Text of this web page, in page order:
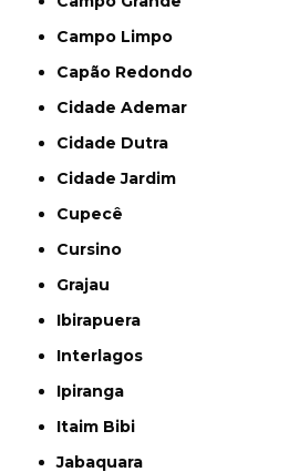
Campo Limpo
Capão Redondo
Cidade Ademar
Cidade Dutra
Cidade Jardim
Cupecê
Cursino
Grajau
Ibirapuera
Interlagos
Ipiranga
Itaim Bibi
Jabaquara